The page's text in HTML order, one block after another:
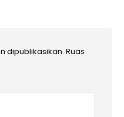
dipublikasikan. Ruas